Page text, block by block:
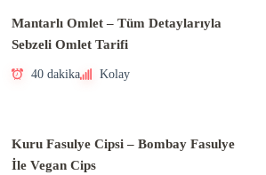
Mantarlı Omlet – Tüm Detaylarıyla
Sebzeli Omlet Tarifi
40 dakika Kolay
Kuru Fasulye Cipsi – Bombay Fasulye
İle Vegan Cips